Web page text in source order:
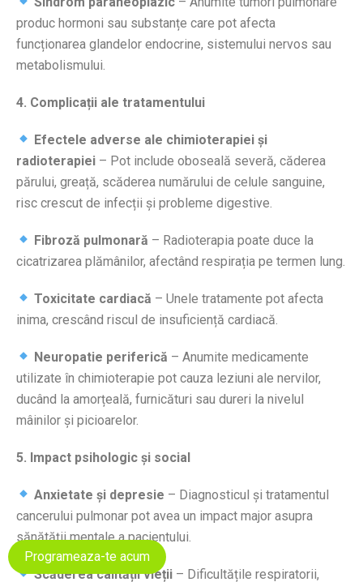
produc hormoni sau substanțe care pot afecta
funcționarea glandelor endocrine, sistemului nervos sau
metabolismului.
4. Complicații ale tratamentului
Efectele adverse ale chimioterapiei și
radioterapiei – Pot include oboseală severă, căderea
părului, greață, scăderea numărului de celule sanguine,
risc crescut de infecții și probleme digestive.
Fibroză pulmonară – Radioterapia poate duce la
cicatrizarea plămânilor, afectând respirația pe termen lung.
Toxicitate cardiacă – Unele tratamente pot afecta
inima, crescând riscul de insuficiență cardiacă.
Neuropatie periferică – Anumite medicamente
utilizate în chimioterapie pot cauza leziuni ale nervilor,
ducând la amorțeală, furnicături sau dureri la nivelul
mâinilor și picioarelor.
5. Impact psihologic și social
Anxietate și depresie – Diagnosticul și tratamentul
cancerului pulmonar pot avea un impact major asupra
sănătății mentale a pacientului.
Scăderea calității vieții – Dificultățile respiratorii,
Programeaza-te acum